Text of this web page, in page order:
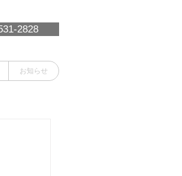
2828
お知らせ